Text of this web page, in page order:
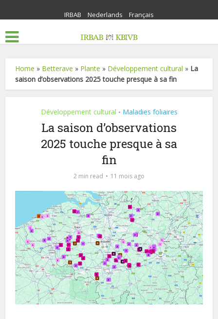
IRBAB Nederlands Français
Home » Betterave » Plante » Développement cultural » La
saison d’observations 2025 touche presque à sa fin
Développement cultural • Maladies foliaires
La saison d’observations
2025 touche presque à sa
fin
2 min read 11 mois ago